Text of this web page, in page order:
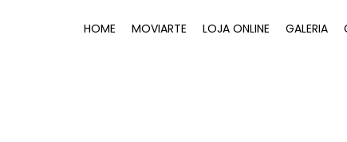
HOME MOVIARTE LOJA ONLINE GALERIA